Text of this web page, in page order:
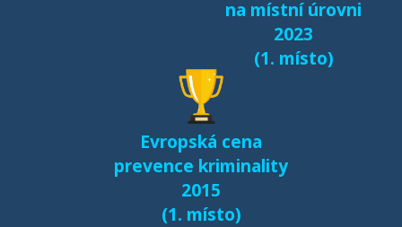
Další výsledky jsou k
samostatné stránce
e-bezpeci.cz/vyzkum.
na místní úrovni
2023
(1. místo)
Evropská cena
prevence kriminality
2015
(1. místo)